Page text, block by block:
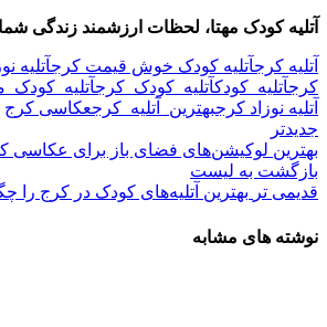
آتلیه کودک مهتا، لحظات ارزشمند زندگی
آتلیه کرجآتلیه کودک خوش قیمت کرجآتلیه
کرجآتلیه_کودکآتلیه_کودک_کرج
آتلیه نوزاد کرجبهترین_آتلیه_کرجعکاسی کرج
جدیدتر
بهترین لوکیشن‌های فضای باز برای عکاسی
بازگشت به لیست
قدیمی تر بهترین آتلیه‌های کودک در کرج را
نوشته های مشابه